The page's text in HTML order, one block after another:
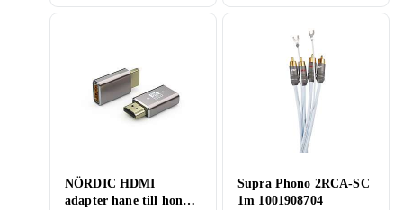
NÖRDIC HDMI
adapter hane till hona
Supra Phono 2RCA-SC
1m 1001908704